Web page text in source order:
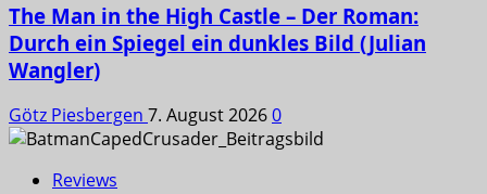
The Man in the High Castle – Der Roman:
Durch ein Spiegel ein dunkles Bild (Julian
Wangler)
Götz Piesbergen 7. August 20260
Reviews